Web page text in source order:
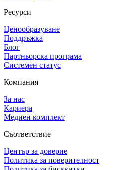
Ресурси
Ценообразуване
Поддръжка
Блог
Партньорска програма
Системен статус
Компания
За нас
Кариера
Медиен комплект
Съответствие
Център за доверие
Политика за поверителност